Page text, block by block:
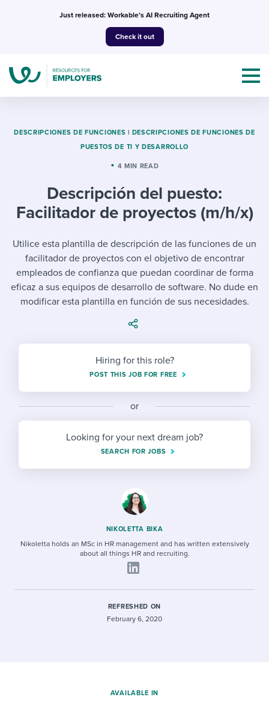
Just released: Workable’s AI Recruiting Agent
Check it out
Topics
Mobilizing AI in my work
Evaluating candidates
Working together with others
Maintaining hiring pipelines
Developing & retaining people
Ensuring compliance
Finding and attracting people
Establishing an employer brand
Templates & Guides
Job description templates
Interview question templates
Policy templates
Step-by-step tutorials
Free ebooks & reports
HR terms
I’m a jobseeker
I WANT TO LEARN ABOUT...
Applying for a job
Interview process
Career development
Modern working life
Attend webinars & events
Workable customer stories
Explore Workable
Request a demo
Start a free trial
DESCRIPCIONES DE FUNCIONES | DESCRIPCIONES DE FUNCIONES DE
PUESTOS DE TI Y DESARROLLO
4 MIN READ
Descripción del puesto:
Facilitador de proyectos (m/h/x)
Utilice esta plantilla de descripción de las funciones de un
facilitador de proyectos con el objetivo de encontrar
empleados de confianza que puedan coordinar de forma
eficaz a sus equipos de desarrollo de software. No dude en
modificar esta plantilla en función de sus necesidades.
Hiring for this role?
POST THIS JOB FOR FREE
or
Looking for your next dream job?
SEARCH FOR JOBS
NIKOLETTA BIKA
Nikoletta holds an MSc in HR management and has written extensively
about all things HR and recruiting.
REFRESHED ON
February 6, 2020
AVAILABLE IN